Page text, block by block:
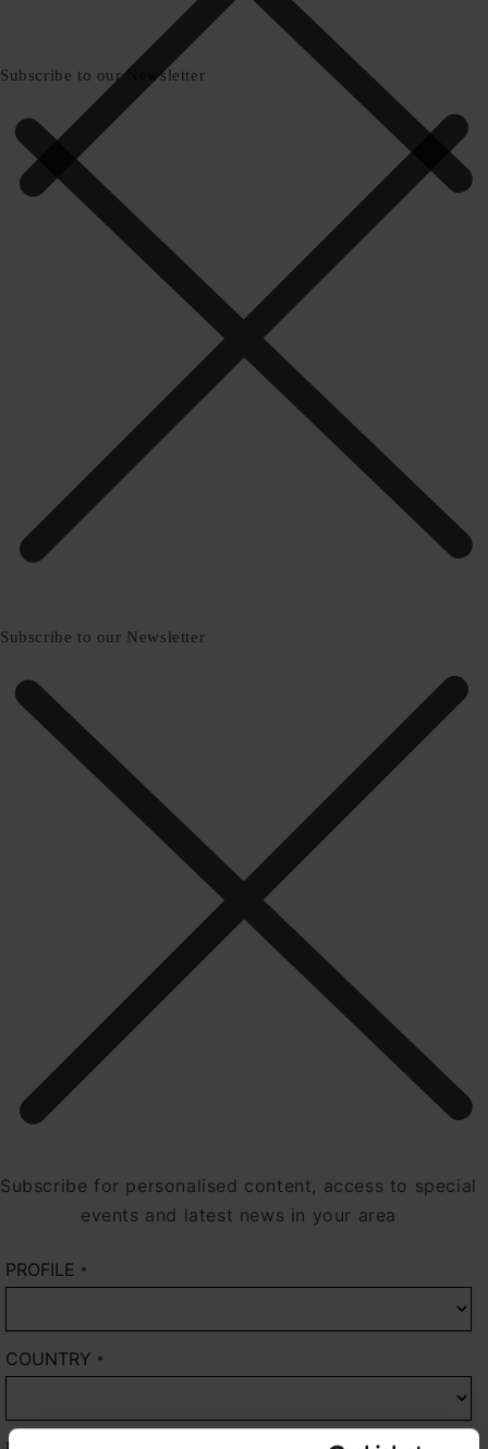
Subscribe to our Newsletter
Subscribe to our Newsletter
Subscribe for personalised content, access to special
events and latest news in your area
PROFILE *
COUNTRY *